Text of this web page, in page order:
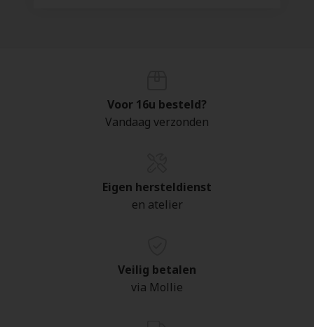
Voor 16u besteld?
Vandaag verzonden
Eigen hersteldienst
en atelier
Veilig betalen
via Mollie